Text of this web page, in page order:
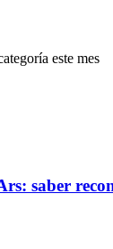
este mes
saber